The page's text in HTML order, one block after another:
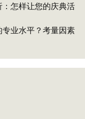
：怎样让您的庆典活
业水平？考量因素